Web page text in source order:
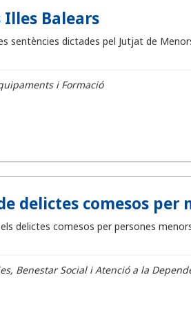
Illes Balears
sentències dictades pel Jutjat de
i Formació
delictes comesos per
delictes comesos per persones
Benestar Social i Atenció a la